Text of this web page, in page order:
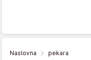
Naslovna pekara